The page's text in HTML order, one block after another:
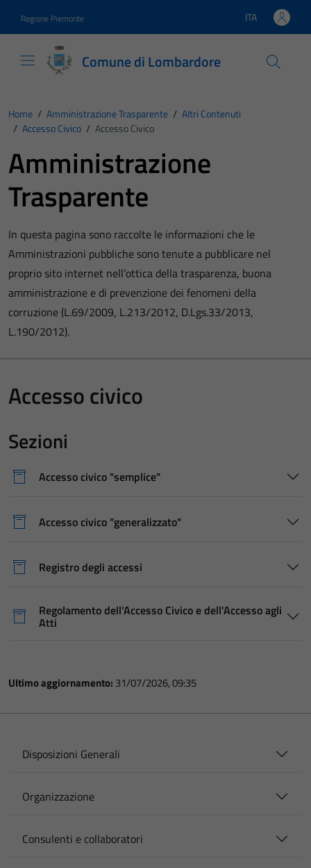
Regione Piemonte Lingua attiva:
ITA
Comune di Lombardore
Home / Amministrazione Trasparente / Altri Contenuti
/ Accesso Civico / Accesso Civico
Amministrazione
Trasparente
In questa pagina sono raccolte le informazioni che le
Amministrazioni pubbliche sono tenute a pubblicare nel
proprio sito internet nell’ottica della trasparenza, buona
amministrazione e di prevenzione dei fenomeni della
corruzione (L.69/2009, L.213/2012, D.Lgs.33/2013,
L.190/2012).
Accesso civico
Sezioni
Accesso civico "semplice"
Accesso civico "generalizzato"
Registro degli accessi
Regolamento dell'Accesso Civico e dell'Accesso agli
Atti
Ultimo aggiornamento: 31/07/2026, 09:35
Disposizioni Generali
Organizzazione
Consulenti e collaboratori